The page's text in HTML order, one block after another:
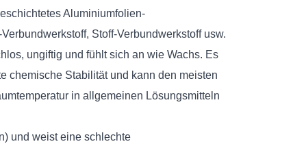
Aluminiumfolien-
Stoff-Verbundwerkstoff usw.
ungiftig und fühlt sich an wie Wachs. Es
chemische Stabilität und kann den meisten
in allgemeinen Lösungsmitteln
und weist eine schlechte